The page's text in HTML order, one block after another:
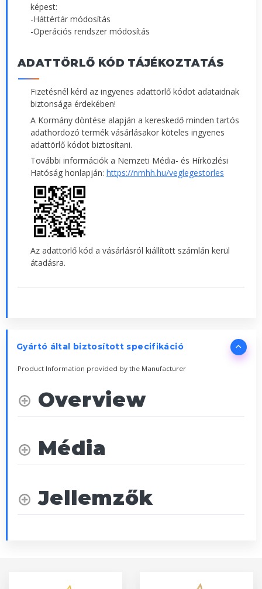
képest:
-Háttértár módosítás
-Operációs rendszer módosítás
ADATTÖRLŐ KÓD TÁJÉKOZTATÁS
Fizetésnél kérd az ingyenes adattörlő kódot adataidnak
biztonsága érdekében!
A Kormány döntése alapján a kereskedő minden tartós
adathordozó termék vásárlásakor köteles ingyenes
adattörlő kódot biztosítani.
További információk a Nemzeti Média- és Hírközlési
Hatóság honlapján: https://nmhh.hu/veglegestorles
Az adattörlő kód a vásárlásról kiállított számlán kerül
átadásra.
Gyártó által biztosított specifikáció
Product Information provided by the Manufacturer
Overview
Média
Jellemzők